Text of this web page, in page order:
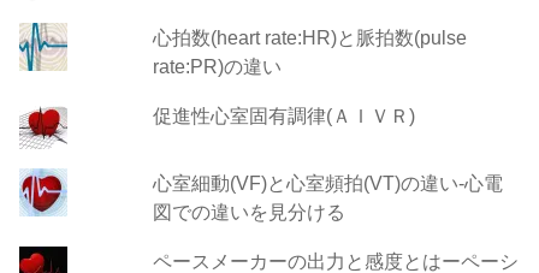
心拍数(heart rate:HR)と脈拍数(pulse
rate:PR)の違い
促進性心室固有調律(ＡＩＶＲ)
心室細動(VF)と心室頻拍(VT)の違い‐心電
図での違いを見分ける
ペースメーカーの出力と感度とはーペーシ